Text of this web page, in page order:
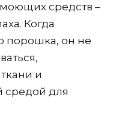
средств –
Когда
порошка, он не
и
средой для